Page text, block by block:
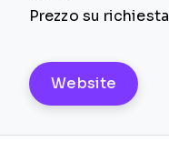
Prezzo su richiesta
Website